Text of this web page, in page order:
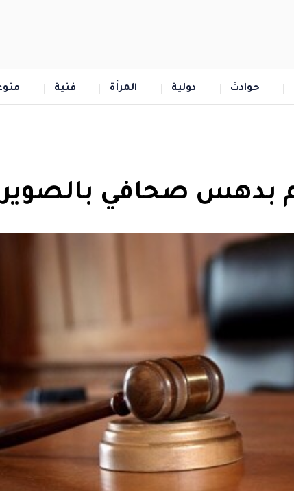
حوادث دولية المرأة فنية
بدهس صحافي